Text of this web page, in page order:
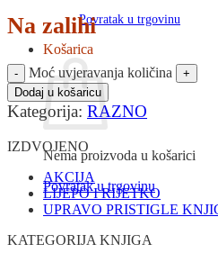
Povratak u trgovinu
Košarica
Nema proizvoda u košarici
Povratak u trgovinu
Na zalihi
Moć uvjeravanja količina
Dodaj u košaricu
Kategorija: RAZNO
IZDVOJENO
AKCIJA
LIJEPO I RIJETKO
UPRAVO PRISTIGLE
KATEGORIJA KNJIGA